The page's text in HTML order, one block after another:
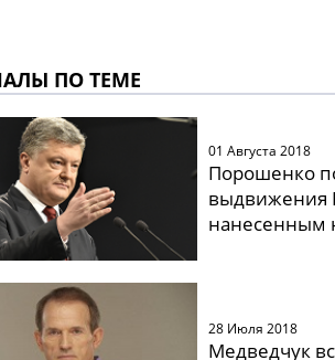
ПО ТЕМЕ
01 Августа 2018
Порошенко
выдвижения
нанесенным
28 Июля 2018
Медведчук